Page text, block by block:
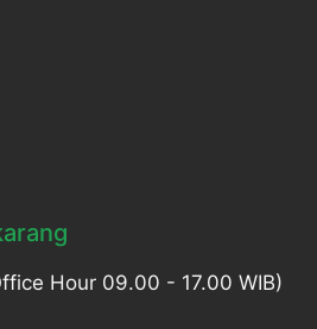
Hour 09.00 - 17.00 WIB)